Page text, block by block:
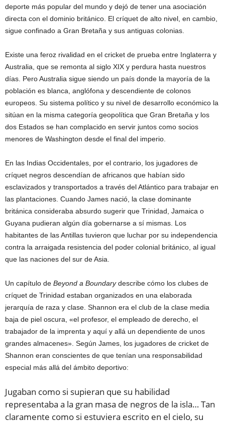
deporte más popular del mundo y dejó de tener una asociación
directa con el dominio británico. El críquet de alto nivel, en cambio,
sigue confinado a Gran Bretaña y sus antiguas colonias.
Existe una feroz rivalidad en el cricket de prueba entre Inglaterra y
Australia, que se remonta al siglo XIX y perdura hasta nuestros
días. Pero Australia sigue siendo un país donde la mayoría de la
población es blanca, anglófona y descendiente de colonos
europeos. Su sistema político y su nivel de desarrollo económico la
sitúan en la misma categoría geopolítica que Gran Bretaña y los
dos Estados se han complacido en servir juntos como socios
menores de Washington desde el final del imperio.
En las Indias Occidentales, por el contrario, los jugadores de
críquet negros descendían de africanos que habían sido
esclavizados y transportados a través del Atlántico para trabajar en
las plantaciones. Cuando James nació, la clase dominante
británica consideraba absurdo sugerir que Trinidad, Jamaica o
Guyana pudieran algún día gobernarse a sí mismas. Los
habitantes de las Antillas tuvieron que luchar por su independencia
contra la arraigada resistencia del poder colonial británico, al igual
que las naciones del sur de Asia.
Un capítulo de Beyond a Boundarydescribe cómo los clubes de
críquet de Trinidad estaban organizados en una elaborada
jerarquía de raza y clase. Shannon era el club de la clase media
baja de piel oscura, «el profesor, el empleado de derecho, el
trabajador de la imprenta y aquí y allá un dependiente de unos
grandes almacenes». Según James, los jugadores de cricket de
Shannon eran conscientes de que tenían una responsabilidad
especial más allá del ámbito deportivo:
Jugaban como si supieran que su habilidad
representaba a la gran masa de negros de la isla… Tan
claramente como si estuviera escrito en el cielo, su